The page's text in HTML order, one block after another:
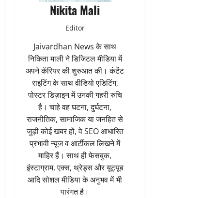
Nikita Mali
Editor
Jaivardhan News के साथ
निकिता माली ने डिजिटल मीडिया में
अपने कॅरियर की शुरुआत की। कंटेंट
राइटिंग के साथ वीडियो एडिटिंग,
पोस्टर डिज़ाइन में उनकी गहरी रुचि
है। चाहे वह घटना, दुर्घटना,
राजनीतिक, सामाजिक या जनहित से
जुड़ी कोई खबर हों, वे SEO आधारित
प्रभावी न्यूज व आर्टीकल लिखने में
माहिर हैं। साथ ही फेसबुक,
इंस्टाग्राम, एक्स, थ्रेड्स और यूट्यूब
आदि सोशल मीडिया के अनुभव में भी
पारंगत है।